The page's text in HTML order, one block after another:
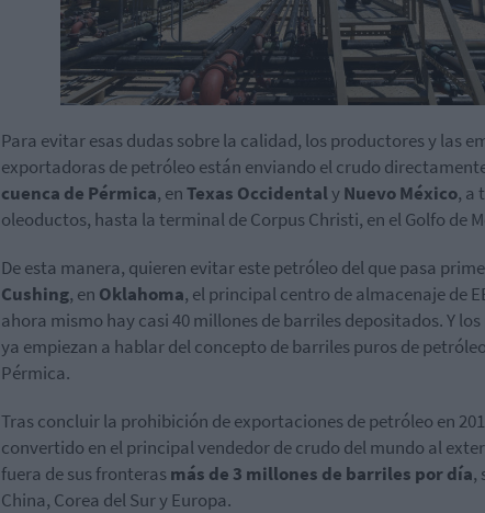
Para evitar esas dudas sobre la calidad, los productores y las
exportadoras de petróleo están enviando el crudo
cuenca de Pérmica, enTexas OccidentalyNuevo México, a
oleoductos, hasta la terminal de Corpus Christi, en el Golfo de
De esta manera, quieren evitar este petróleo del que pasa
Cushing, en Oklahoma, el principal centro de almacenaje de
ahora mismo hay casi 40 millones de barriles depositados. Y
ya empiezan a hablar del concepto de barriles puros de
Pérmica.
Tras concluir la prohibición de exportaciones de petróleo en
convertido en el principal vendedor de crudo del mundo al
fuera de sus fronterasmás de 3 millones de barriles por día,
China, Corea del Sur y Europa.